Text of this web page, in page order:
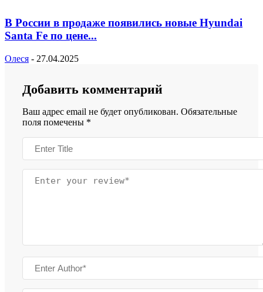
В России в продаже появились новые Hyundai
Santa Fe по цене...
Олеся - 27.04.2025
Добавить комментарий
Ваш адрес email не будет опубликован. Обязательные
поля помечены *